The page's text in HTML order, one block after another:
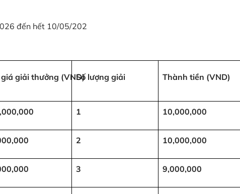
đến hết 10/05/202
giá giải thưởng (VND)Số lượng giải Thành tiền (VND)
1 10,000,000
2 10,000,000
3 9,000,000